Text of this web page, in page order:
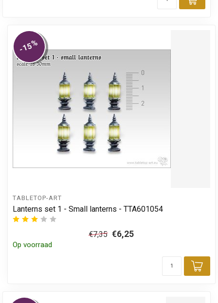
-15%
TABLETOP-ART
Lanterns set 1 - Small lanterns - TTA601054
€7,35 €6,25
Op voorraad